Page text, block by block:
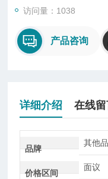
访问量：1038
产品咨询
详细介绍 在线
品牌
其他
价格区间
面议